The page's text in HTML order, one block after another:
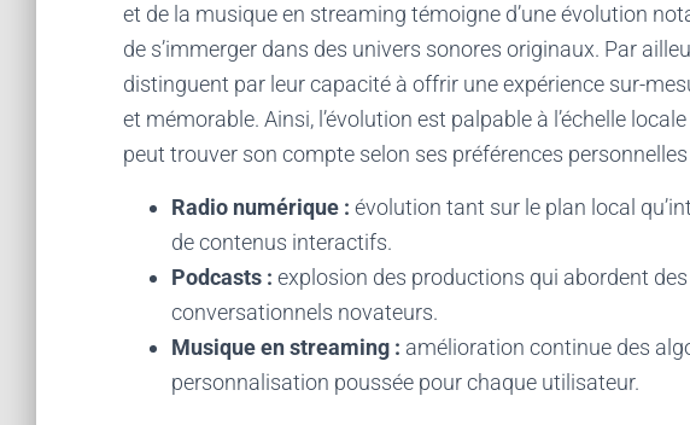
et de la musique en streaming témoigne d’une évolution
de s’immerger dans des univers sonores originaux. Par
distinguent par leur capacité à offrir une expérience sur-
et mémorable. Ainsi, l’évolution est palpable à l’échelle
peut trouver son compte selon ses préférences
Radio numérique : évolution tant sur le plan local
de contenus interactifs.
Podcasts : explosion des productions qui abordent
conversationnels novateurs.
Musique en streaming : amélioration continue des
personnalisation poussée pour chaque utilisateur.